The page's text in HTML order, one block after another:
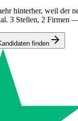
hinterher, weil der
3 Stellen, 2 Firmen
finden